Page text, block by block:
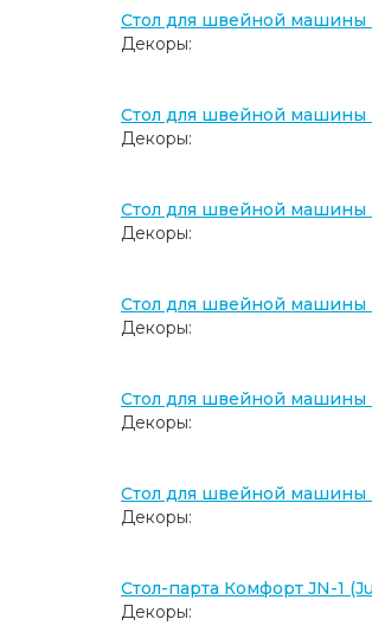
Стол для швейной машины
Декоры:
Стол для швейной машины
Декоры:
Стол для швейной машины
Декоры:
Стол для швейной машины
Декоры:
Стол для швейной машины
Декоры:
Стол для швейной машины
Декоры:
Стол-парта Комфорт JN-1
Декоры: